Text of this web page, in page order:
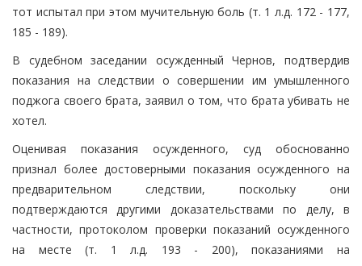
тот испытал при этом мучительную боль (т. 1 л.д. 172 - 177,
185 - 189).
В судебном заседании осужденный Чернов, подтвердив
показания на следствии о совершении им умышленного
поджога своего брата, заявил о том, что брата убивать не
хотел.
Оценивая показания осужденного, суд обоснованно
признал более достоверными показания осужденного на
предварительном следствии, поскольку они
подтверждаются другими доказательствами по делу, в
частности, протоколом проверки показаний осужденного
на месте (т. 1 л.д. 193 - 200), показаниями на